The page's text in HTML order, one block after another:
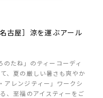
古屋］涼を運ぶアール
たね」のティーコーディ
、夏の厳しい暑さも爽やか
アレンジティー」ワークシ
、至福のアイスティーをご